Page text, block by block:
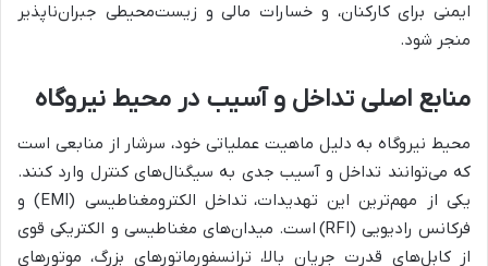
ایمنی برای کارکنان، و خسارات مالی و زیست‌محیطی جبران‌ناپذیر
منجر شود.
منابع اصلی تداخل و آسیب در محیط نیروگاه
محیط نیروگاه به دلیل ماهیت عملیاتی خود، سرشار از منابعی است
که می‌توانند تداخل و آسیب جدی به سیگنال‌های کنترل وارد کنند.
یکی از مهم‌ترین این تهدیدات، تداخل الکترومغناطیسی (EMI) و
فرکانس رادیویی (RFI) است. میدان‌های مغناطیسی و الکتریکی قوی
از کابل‌های قدرت جریان بالا، ترانسفورماتورهای بزرگ، موتورهای